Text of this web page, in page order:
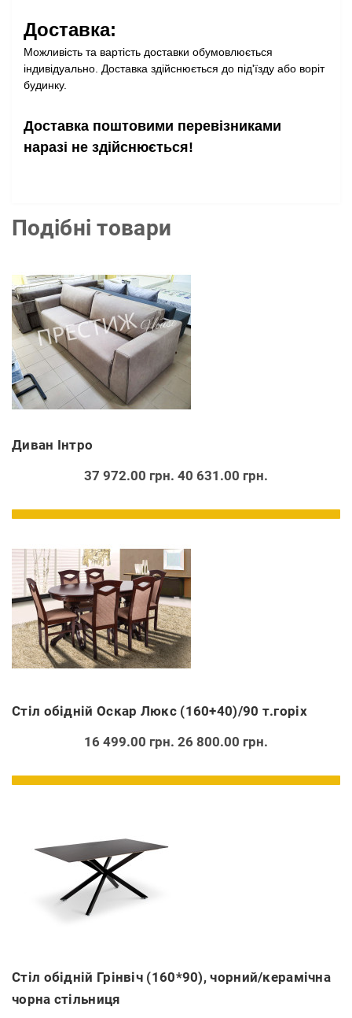
Доставка:
Можливість та вартість доставки обумовлюється
індивідуально. Доставка здійснюється до під'їзду або воріт
будинку.
Доставка поштовими перевізниками
наразі не здійснюється!
Подібні товари
Диван Інтро
37 972.00 грн. 40 631.00 грн.
Стіл обідній Оскар Люкс (160+40)/90 т.горіх
16 499.00 грн. 26 800.00 грн.
Стіл обідній Грінвіч (160*90), чорний/керамічна
чорна стільниця